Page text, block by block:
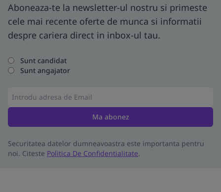
Aboneaza-te la newsletter-ul nostru si primeste
cele mai recente oferte de munca si informatii
despre cariera direct in inbox-ul tau.
Sunt candidat
Sunt angajator
Ma abonez
Securitatea datelor dumneavoastra este importanta pentru
noi. Citeste Politica De Confidentialitate.